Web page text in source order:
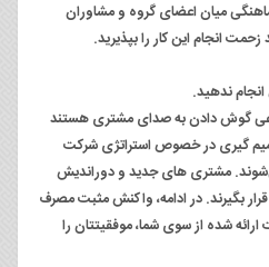
میان اعضای گروه و مشاوران
زحمت انجام این کار را بپذیرید.
ندهید.
گوش دادن به صدای مشتری هستند
گیری در خصوص استراتژی شرکت
مشتری های جدید و دور‌اندیش
بگیرند. در ادامه، واکنش مثبت مصرف
شده از سوی شما، موفقیتتان را